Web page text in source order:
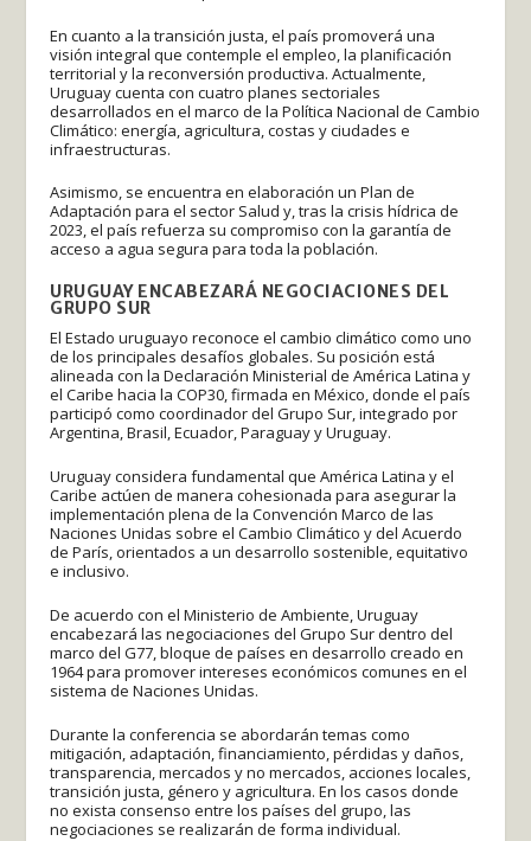
En cuanto a la transición justa, el país promoverá una
visión integral que contemple el empleo, la planificación
territorial y la reconversión productiva. Actualmente,
Uruguay cuenta con cuatro planes sectoriales
desarrollados en el marco de la Política Nacional de Cambio
Climático: energía, agricultura, costas y ciudades e
infraestructuras.
Asimismo, se encuentra en elaboración un Plan de
Adaptación para el sector Salud y, tras la crisis hídrica de
2023, el país refuerza su compromiso con la garantía de
acceso a agua segura para toda la población.
URUGUAY ENCABEZARÁ NEGOCIACIONES DEL
GRUPO SUR
El Estado uruguayo reconoce el cambio climático como uno
de los principales desafíos globales. Su posición está
alineada con la Declaración Ministerial de América Latina y
el Caribe hacia la COP30, firmada en México, donde el país
participó como coordinador del Grupo Sur, integrado por
Argentina, Brasil, Ecuador, Paraguay y Uruguay.
Uruguay considera fundamental que América Latina y el
Caribe actúen de manera cohesionada para asegurar la
implementación plena de la Convención Marco de las
Naciones Unidas sobre el Cambio Climático y del Acuerdo
de París, orientados a un desarrollo sostenible, equitativo
e inclusivo.
De acuerdo con el Ministerio de Ambiente, Uruguay
encabezará las negociaciones del Grupo Sur dentro del
marco del G77, bloque de países en desarrollo creado en
1964 para promover intereses económicos comunes en el
sistema de Naciones Unidas.
Durante la conferencia se abordarán temas como
mitigación, adaptación, financiamiento, pérdidas y daños,
transparencia, mercados y no mercados, acciones locales,
transición justa, género y agricultura. En los casos donde
no exista consenso entre los países del grupo, las
negociaciones se realizarán de forma individual.